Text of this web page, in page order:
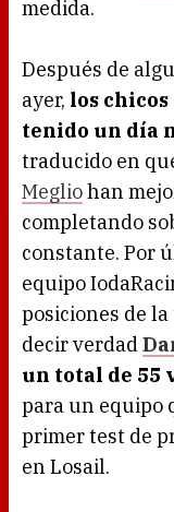
medida.
Después de
ayer, los
tenido un día
traducido en
Megliohan
completando
constante. Por
equipo
posiciones de
decir verdad
un total de 55
para un equipo
primer test de
en Losail.